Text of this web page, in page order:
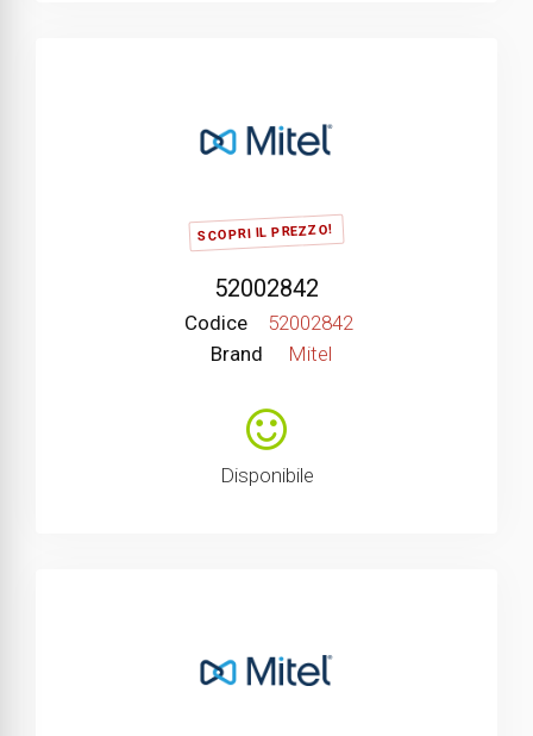
SCOPRI IL PREZZO!
52002842
Codice
52002842
Brand
Mitel
Disponibile